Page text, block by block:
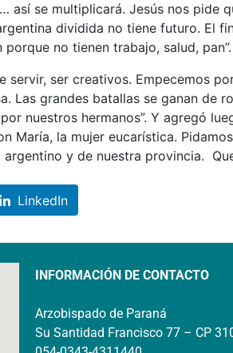
así se multiplicará. Jesús nos pide
dividida no tiene futuro. El
no tienen trabajo, salud, pan”.
servir, ser creativos. Empecemos
Las grandes batallas se ganan de
nuestros hermanos”. Y agregó
María, la mujer eucarística.
y de nuestra provincia.
LinkedIn
INFORMACIÓN DE CONTACTO
Arzobispado de Paraná
Su Santidad Francisco 77 – CP